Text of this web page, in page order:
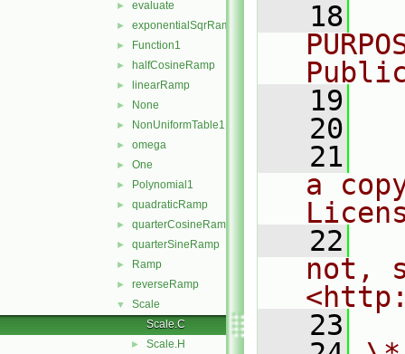
► evaluate
► exponentialSqrRamp
► Function1
► halfCosineRamp
► linearRamp
► None
► NonUniformTable1
► omega
► One
► Polynomial1
► quadraticRamp
► quarterCosineRamp
► quarterSineRamp
► Ramp
► reverseRamp
▼
Scale
Scale.C
► Scale.H
   18
   19
   20
   21
a
   22
not,
   23